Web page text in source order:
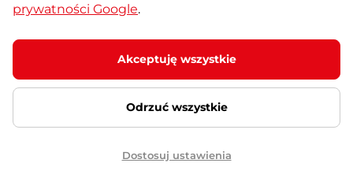
prywatności Google.
Akceptuję wszystkie
Odrzuć wszystkie
Dostosuj ustawienia